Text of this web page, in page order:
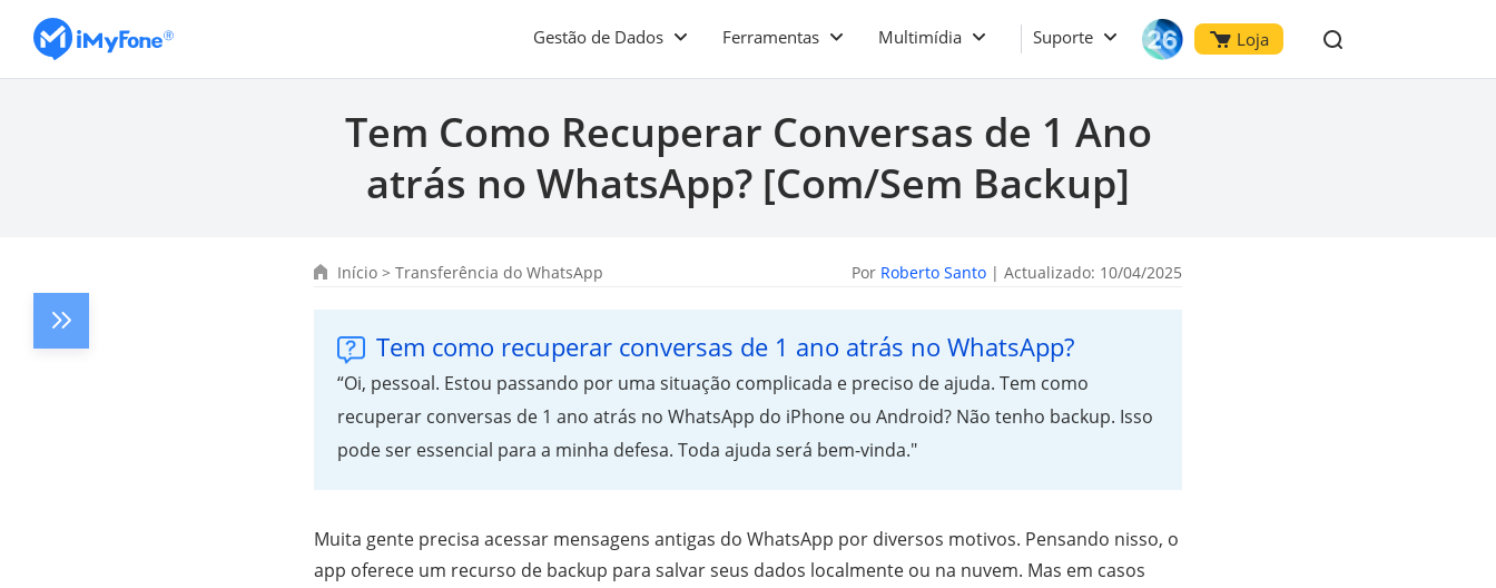
Gestão de Dados Ferramentas Multimídia Suporte Loja
Tem Como Recuperar Conversas de 1 Ano
atrás no WhatsApp? [Com/Sem Backup]
Início > Transferência do WhatsApp Por Roberto Santo | Actualizado: 10/04/2025
Tem como recuperar conversas de 1 ano atrás no WhatsApp?
“Oi, pessoal. Estou passando por uma situação complicada e preciso de ajuda. Tem como
recuperar conversas de 1 ano atrás no WhatsApp do iPhone ou Android? Não tenho backup. Isso
pode ser essencial para a minha defesa. Toda ajuda será bem-vinda."
Muita gente precisa acessar mensagens antigas do WhatsApp por diversos motivos. Pensando nisso, o
app oferece um recurso de backup para salvar seus dados localmente ou na nuvem. Mas em casos